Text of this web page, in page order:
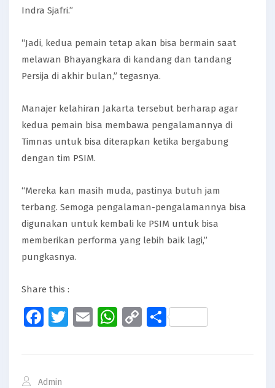
Indra Sjafri.”
“Jadi, kedua pemain tetap akan bisa bermain saat
melawan Bhayangkara di kandang dan tandang
Persija di akhir bulan,” tegasnya.
Manajer kelahiran Jakarta tersebut berharap agar
kedua pemain bisa membawa pengalamannya di
Timnas untuk bisa diterapkan ketika bergabung
dengan tim PSIM.
“Mereka kan masih muda, pastinya butuh jam
terbang. Semoga pengalaman-pengalamannya bisa
digunakan untuk kembali ke PSIM untuk bisa
memberikan performa yang lebih baik lagi,”
pungkasnya.
Share this :
Facebook
Twitter
EmailWhatsApp
CopyShare
Admin